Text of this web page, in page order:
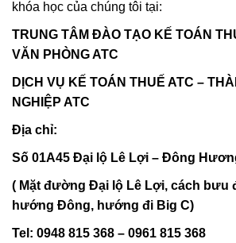
khóa học của chúng tôi tại:
TRUNG TÂM ĐÀO TẠO KẾ TOÁN
VĂN PHÒNG ATC
DỊCH VỤ KẾ TOÁN THUẾ ATC –
NGHIỆP ATC
Địa chỉ:
Số 01A45 Đại lộ Lê Lợi – Đông
( Mặt đường Đại lộ Lê Lợi, cách bưu
hướng Đông, hướng đi Big C)
Tel: 0948 815 368 – 0961 815 368